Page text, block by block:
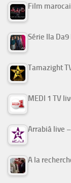
Tamazight
MEDI 1 TV
Arrabiâ live